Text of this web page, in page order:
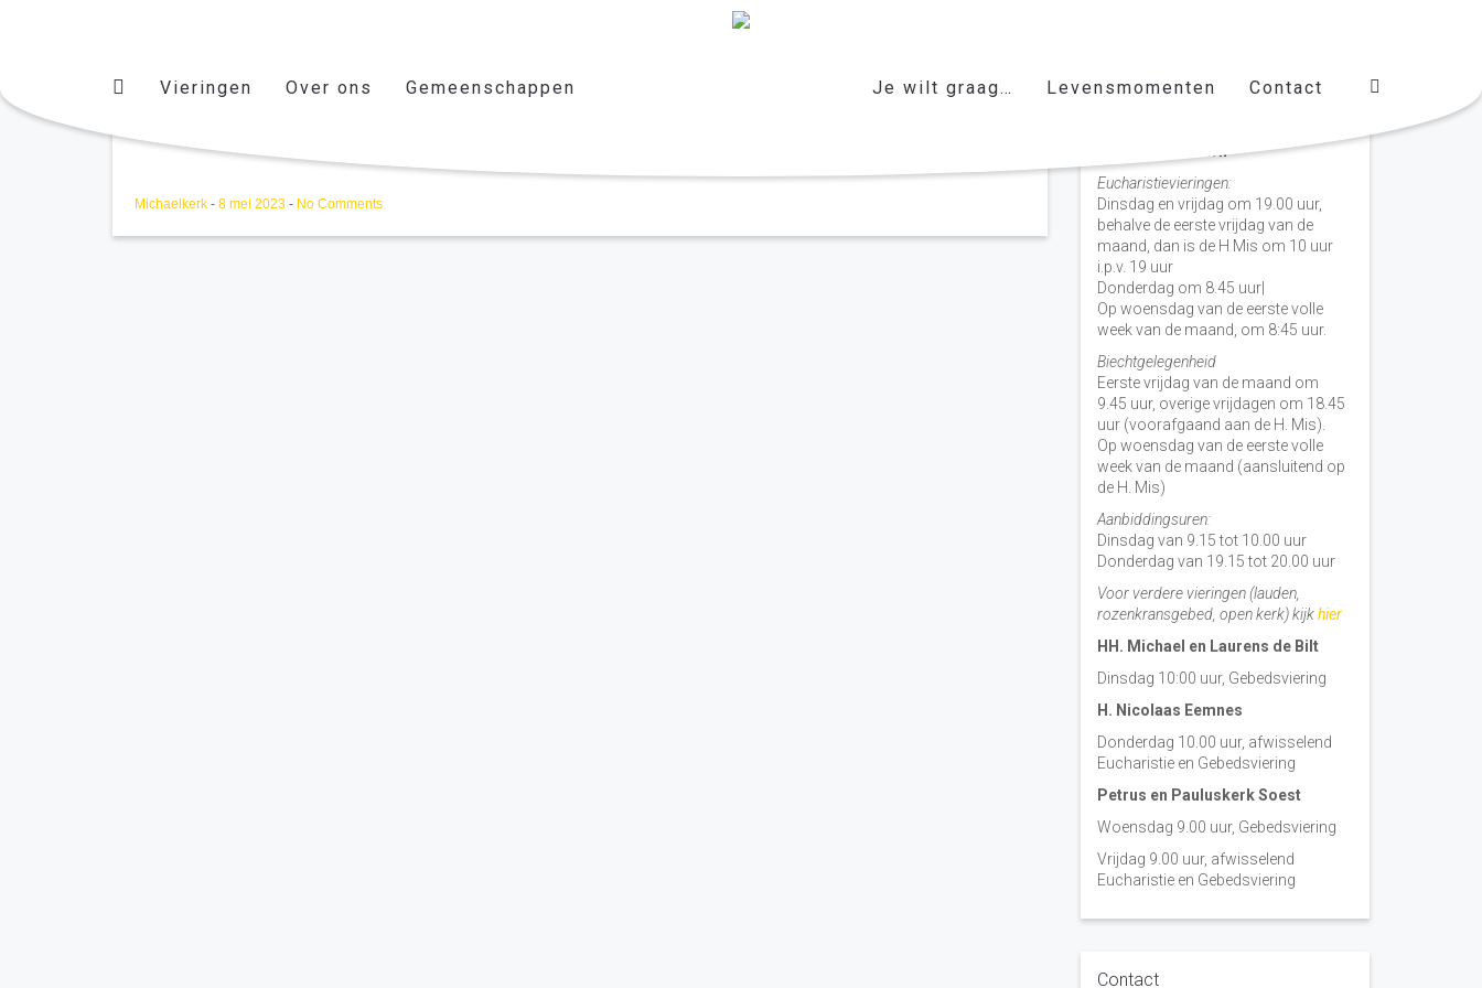
Vieringen Over ons Gemeenschappen Je wilt graag… Levensmomenten Contact
Michaelkerk - 8 mei 2023 - No Comments
Vieringen door de week
H. Nicolaas Baarn
Eucharistievieringen:
Dinsdag en vrijdag om 19.00 uur,
behalve de eerste vrijdag van de
maand, dan is de H Mis om 10 uur
i.p.v. 19 uur
Donderdag om 8.45 uur|
Op woensdag van de eerste volle
week van de maand, om 8:45 uur.
Biechtgelegenheid
Eerste vrijdag van de maand om
9.45 uur, overige vrijdagen om 18.45
uur (voorafgaand aan de H. Mis).
Op woensdag van de eerste volle
week van de maand (aansluitend op
de H. Mis)
Aanbiddingsuren:
Dinsdag van 9.15 tot 10.00 uur
Donderdag van 19.15 tot 20.00 uur
Voor verdere vieringen (lauden,
rozenkransgebed, open kerk) kijkhier
HH. Michael en Laurens de Bilt
Dinsdag 10:00 uur, Gebedsviering
H. Nicolaas Eemnes
Donderdag 10.00 uur, afwisselend
Eucharistie en Gebedsviering
Petrus en Pauluskerk Soest
Woensdag 9.00 uur, Gebedsviering
Vrijdag 9.00 uur, afwisselend
Eucharistie en Gebedsviering
Contact